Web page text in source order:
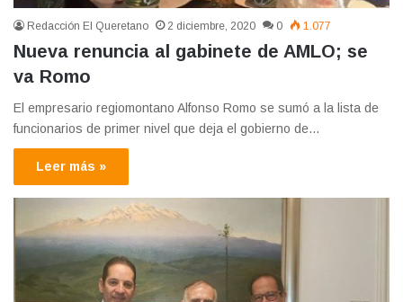
Redacción El Queretano 2 diciembre, 2020 0 1.077
Nueva renuncia al gabinete de AMLO; se
va Romo
El empresario regiomontano Alfonso Romo se sumó a la lista de
funcionarios de primer nivel que deja el gobierno de…
Leer más »